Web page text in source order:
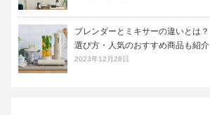
ブレンダーとミキサーの違いとは？
選び方・人気のおすすめ商品も紹介
2023年12月28日